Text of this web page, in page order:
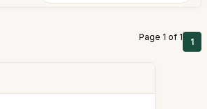
Page 1 of 1 1